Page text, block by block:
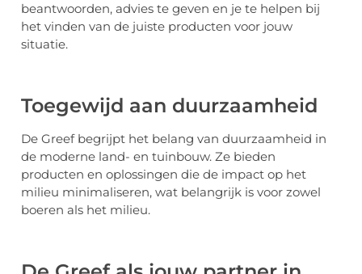
beantwoorden, advies te geven en je te helpen bij
het vinden van de juiste producten voor jouw
situatie.
Toegewijd aan duurzaamheid
De Greef begrijpt het belang van duurzaamheid in
de moderne land- en tuinbouw. Ze bieden
producten en oplossingen die de impact op het
milieu minimaliseren, wat belangrijk is voor zowel
boeren als het milieu.